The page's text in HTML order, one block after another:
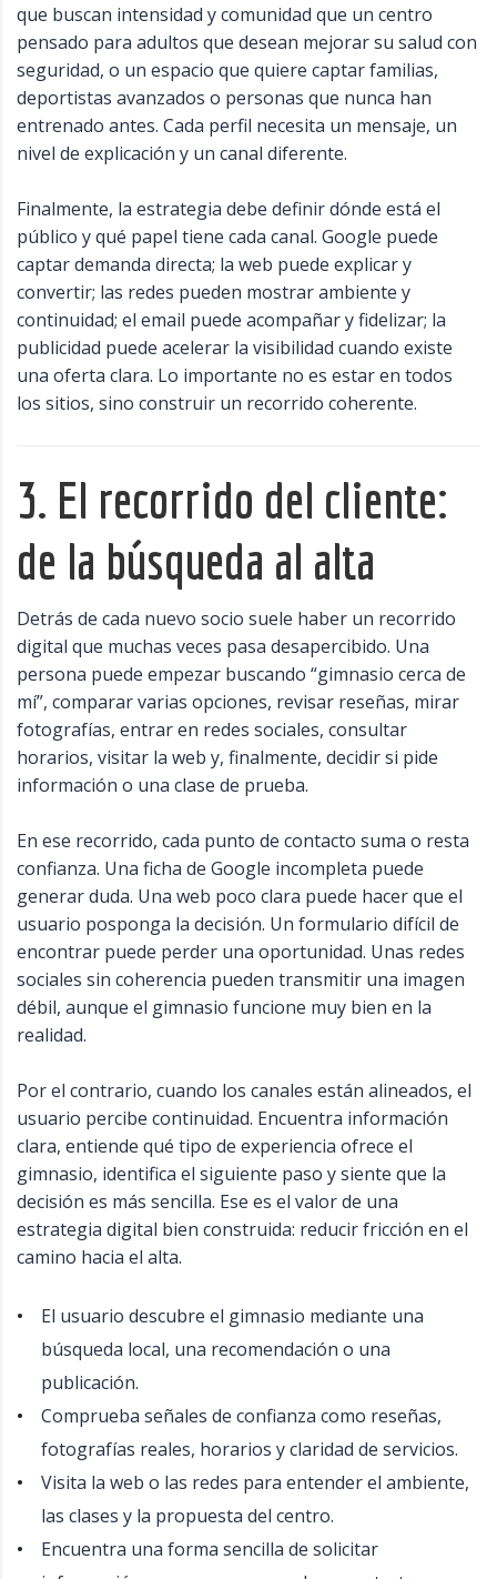
que buscan intensidad y comunidad que un centro
pensado para adultos que desean mejorar su salud con
seguridad, o un espacio que quiere captar familias,
deportistas avanzados o personas que nunca han
entrenado antes. Cada perfil necesita un mensaje, un
nivel de explicación y un canal diferente.
Finalmente, la estrategia debe definir dónde está el
público y qué papel tiene cada canal. Google puede
captar demanda directa; la web puede explicar y
convertir; las redes pueden mostrar ambiente y
continuidad; el email puede acompañar y fidelizar; la
publicidad puede acelerar la visibilidad cuando existe
una oferta clara. Lo importante no es estar en todos
los sitios, sino construir un recorrido coherente.
3. El recorrido del cliente:
de la búsqueda al alta
Detrás de cada nuevo socio suele haber un recorrido
digital que muchas veces pasa desapercibido. Una
persona puede empezar buscando “gimnasio cerca de
mí”, comparar varias opciones, revisar reseñas, mirar
fotografías, entrar en redes sociales, consultar
horarios, visitar la web y, finalmente, decidir si pide
información o una clase de prueba.
En ese recorrido, cada punto de contacto suma o resta
confianza. Una ficha de Google incompleta puede
generar duda. Una web poco clara puede hacer que el
usuario posponga la decisión. Un formulario difícil de
encontrar puede perder una oportunidad. Unas redes
sociales sin coherencia pueden transmitir una imagen
débil, aunque el gimnasio funcione muy bien en la
realidad.
Por el contrario, cuando los canales están alineados, el
usuario percibe continuidad. Encuentra información
clara, entiende qué tipo de experiencia ofrece el
gimnasio, identifica el siguiente paso y siente que la
decisión es más sencilla. Ese es el valor de una
estrategia digital bien construida: reducir fricción en el
camino hacia el alta.
El usuario descubre el gimnasio mediante una
búsqueda local, una recomendación o una
publicación.
Comprueba señales de confianza como reseñas,
fotografías reales, horarios y claridad de servicios.
Visita la web o las redes para entender el ambiente,
las clases y la propuesta del centro.
Encuentra una forma sencilla de solicitar